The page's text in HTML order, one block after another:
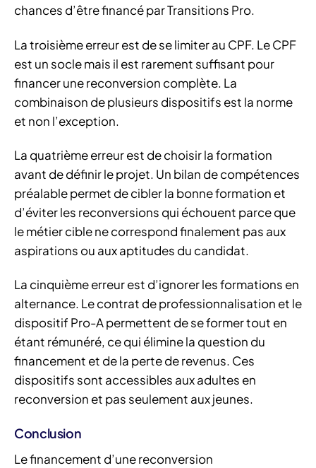
chances d’être financé par Transitions Pro.
La troisième erreur est de se limiter au CPF. Le CPF
est un socle mais il est rarement suffisant pour
financer une reconversion complète. La
combinaison de plusieurs dispositifs est la norme
et non l’exception.
La quatrième erreur est de choisir la formation
avant de définir le projet. Un bilan de compétences
préalable permet de cibler la bonne formation et
d’éviter les reconversions qui échouent parce que
le métier cible ne correspond finalement pas aux
aspirations ou aux aptitudes du candidat.
La cinquième erreur est d’ignorer les formations en
alternance. Le contrat de professionnalisation et le
dispositif Pro-A permettent de se former tout en
étant rémunéré, ce qui élimine la question du
financement et de la perte de revenus. Ces
dispositifs sont accessibles aux adultes en
reconversion et pas seulement aux jeunes.
Conclusion
Le financement d’une reconversion